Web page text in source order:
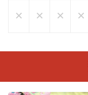
✕ ✕ ✕ ✕